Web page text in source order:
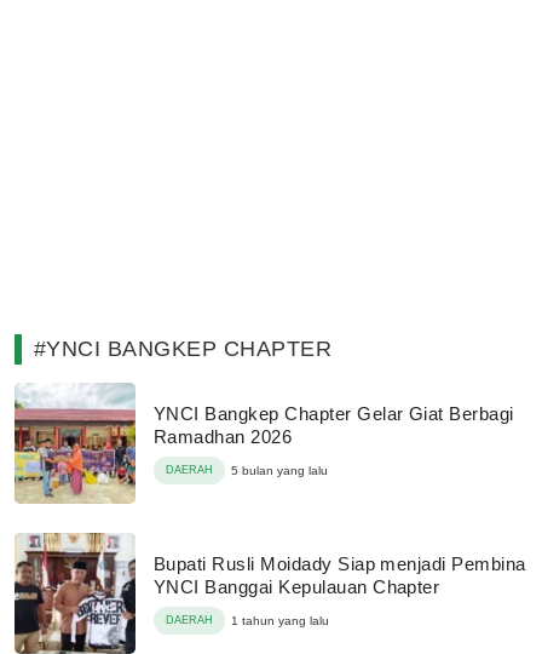
#YNCI BANGKEP CHAPTER
YNCI Bangkep Chapter Gelar Giat Berbagi
Ramadhan 2026
DAERAH 5 bulan yang lalu
Bupati Rusli Moidady Siap menjadi Pembina
YNCI Banggai Kepulauan Chapter
DAERAH 1 tahun yang lalu